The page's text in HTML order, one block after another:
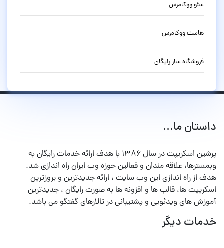
سئو ووکامرس
هاست ووکامرس
فروشگاه ساز رایگان
داستان ما...
پرشین اسکریپت در سال ۱۳۸۶ با هدف ارائه خدمات رایگان به
وبمسترها، علاقه مندان و فعالین حوزه وب ایران راه اندازی شد.
هدف از راه اندازی این وب سایت ، ارائه جدیدترین و بروزترین
اسکریپت ها، قالب ها و افزونه ها به صورت رایگان ، جدیدترین
آموزش های ویدئویی و پشتیبانی در تالارهای گفتگو می باشد.
خدمات دیگر